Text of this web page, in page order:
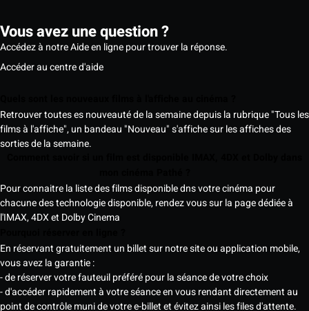
Vous avez une question ?
Accédez à notre Aide en ligne pour trouver la réponse.
Accéder au centre d'aide
Retrouver toutes es nouveauté de la semaine depuis la rubrique "Tous les
films à l'affiche", un bandeau "Nouveau" s'affiche sur les affiches des
sorties de la semaine.
Pour connaitre la liste des films disponible dns votre cinéma pour
chacune des technologie disponible, rendez vous sur la page dédiée à
l'IMAX, 4DX et Dolby Cinema
En réservant gratuitement un billet sur notre site ou application mobile,
vous avez la garantie :
- de réserver votre fauteuil préféré pour la séance de votre choix
- d'accéder rapidement à votre séance en vous rendant directement au
point de contrôle muni de votre e-billet et évitez ainsi les files d'attente.